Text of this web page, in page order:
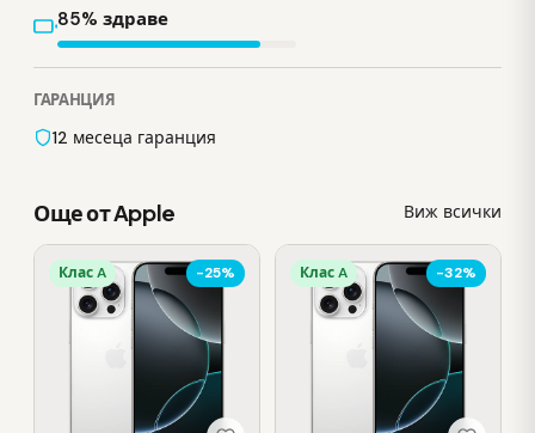
85% здраве
ГАРАНЦИЯ
12 месеца гаранция
Още от Apple Виж всички
Клас A -25% Клас A -32%